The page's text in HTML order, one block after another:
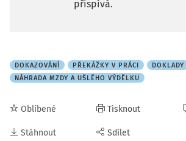
přispívá.
DOKAZOVÁNÍ PŘEKÁŽKY V PRÁCI
DOKLADY
NÁHRADA MZDY A UŠLÉHO VÝDĚLKU
Oblíbené
Stáhnout
Tisknout
Sdílet